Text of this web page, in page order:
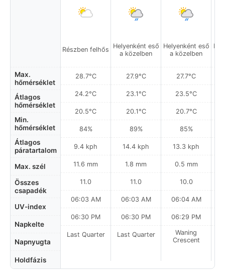
Max.
hőmérséklet
Átlagos
hőmérséklet
Min.
hőmérséklet
Átlagos
páratartalom
Max. szél
Összes
csapadék
UV-index
Napkelte
Napnyugta
Holdfázis
Részben felhős
28.7°C
24.2°C
20.5°C
84%
9.4 kph
11.6 mm
11.0
06:03 AM
06:30 PM
Last Quarter
Helyenként eső
a közelben
27.9°C
23.1°C
20.1°C
89%
14.4 kph
1.8 mm
11.0
06:03 AM
06:30 PM
Last Quarter
Helyenként eső
a közelben
27.7°C
23.5°C
20.7°C
85%
13.3 kph
0.5 mm
10.0
06:04 AM
06:29 PM
Waning
Crescent